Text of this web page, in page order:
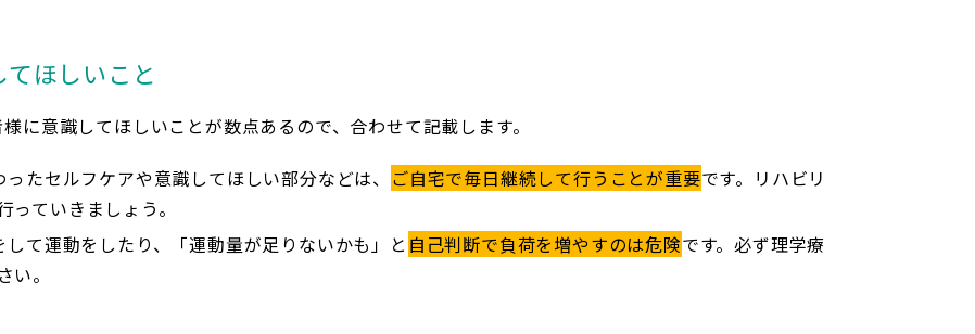
ほしいこと
に意識してほしいことが数点あるので、合わせて記載します。
たセルフケアや意識してほしい部分などは、 ご自宅で毎日継続して行うことが重要です。リハビリ
ていきましょう。
て運動をしたり、「運動量が足りないかも」と 自己判断で負荷を増やすのは危険です。必ず理学療
。